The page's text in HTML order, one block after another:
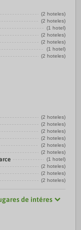
(2 hoteles)
(2 hoteles)
(1 hotel)
(2 hoteles)
(2 hoteles)
(1 hotel)
(2 hoteles)
(2 hoteles)
(2 hoteles)
(2 hoteles)
(2 hoteles)
(2 hoteles)
(2 hoteles)
(1 hotel)
(2 hoteles)
(2 hoteles)
(2 hoteles)
de intéres